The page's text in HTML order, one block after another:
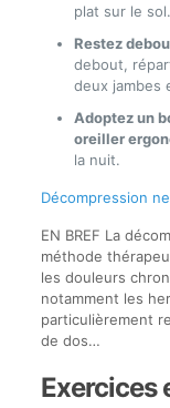
plat sur le sol.
Restez
debout,
deux jambes
Adoptez un
oreiller
la nuit.
Décompression
EN BREF La
méthode
les douleurs
notamment les
particulièrement
de dos…
Exercices